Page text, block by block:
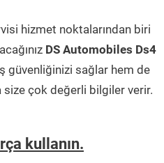
hizmet noktalarından biri
DS Automobiles Ds4
güvenliğinizi sağlar hem de
size çok değerli bilgiler verir.
kullanın.